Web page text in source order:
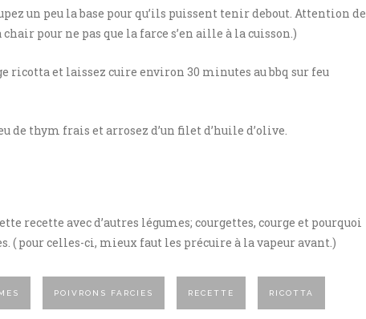
un peu la base pour qu’ils puissent tenir debout. Attention de
pour ne pas que la farce s’en aille à la cuisson.)
ricotta et laissez cuire environ 30 minutes au bbq sur feu
de thym frais et arrosez d’un filet d’huile d’olive.
recette avec d’autres légumes; courgettes, courge et pourquoi
( pour celles-ci, mieux faut les précuire à la vapeur avant.)
POIVRONS FARCIES RECETTE RICOTTA